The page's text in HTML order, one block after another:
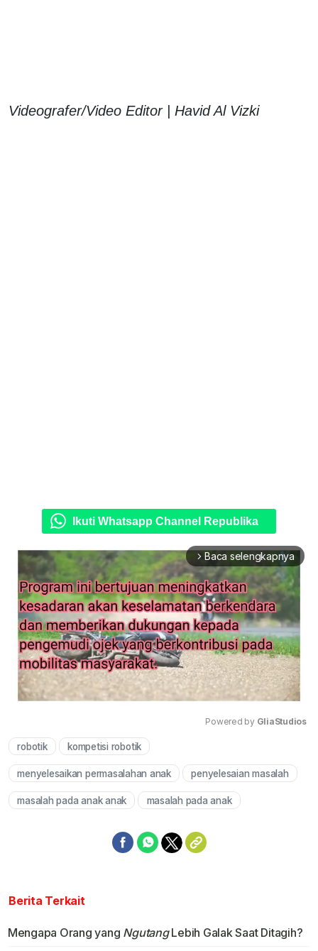
Videografer/Video Editor | Havid Al Vizki
Ikuti Whatsapp Channel Republika
arrow_forward_ios Baca selengkapnya
Powered by GliaStudios
robotik kompetisi robotik
menyelesaikan permasalahan anak penyelesaian masalah
masalah pada anak anak masalah pada anak
Berita Terkait
Mengapa Orang yang NgutangLebih Galak Saat Ditagih?